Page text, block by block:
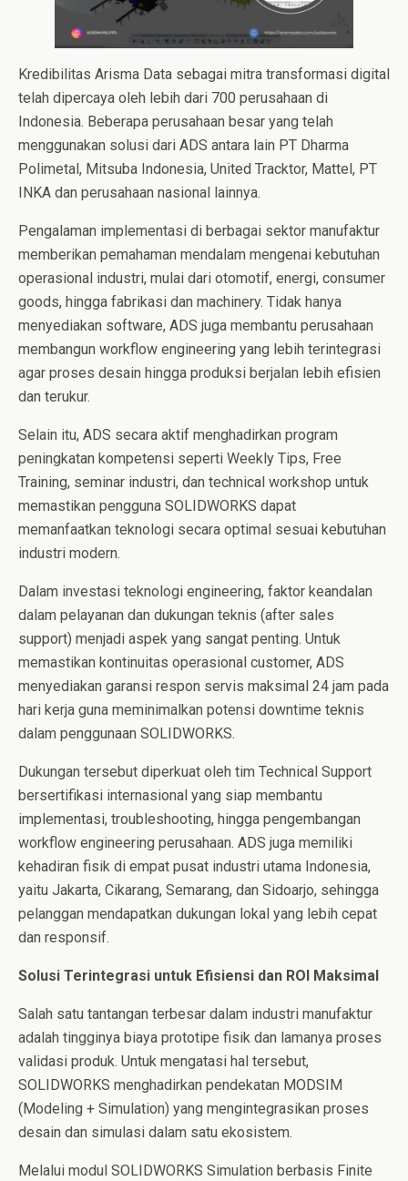
Kredibilitas Arisma Data sebagai mitra transformasi digital
telah dipercaya oleh lebih dari 700 perusahaan di
Indonesia. Beberapa perusahaan besar yang telah
menggunakan solusi dari ADS antara lain PT Dharma
Polimetal, Mitsuba Indonesia, United Tracktor, Mattel, PT
INKA dan perusahaan nasional lainnya.
Pengalaman implementasi di berbagai sektor manufaktur
memberikan pemahaman mendalam mengenai kebutuhan
operasional industri, mulai dari otomotif, energi, consumer
goods, hingga fabrikasi dan machinery. Tidak hanya
menyediakan software, ADS juga membantu perusahaan
membangun workflow engineering yang lebih terintegrasi
agar proses desain hingga produksi berjalan lebih efisien
dan terukur.
Selain itu, ADS secara aktif menghadirkan program
peningkatan kompetensi seperti Weekly Tips, Free
Training, seminar industri, dan technical workshop untuk
memastikan pengguna SOLIDWORKS dapat
memanfaatkan teknologi secara optimal sesuai kebutuhan
industri modern.
Dalam investasi teknologi engineering, faktor keandalan
dalam pelayanan dan dukungan teknis (after sales
support) menjadi aspek yang sangat penting. Untuk
memastikan kontinuitas operasional customer, ADS
menyediakan garansi respon servis maksimal 24 jam pada
hari kerja guna meminimalkan potensi downtime teknis
dalam penggunaan SOLIDWORKS.
Dukungan tersebut diperkuat oleh tim Technical Support
bersertifikasi internasional yang siap membantu
implementasi, troubleshooting, hingga pengembangan
workflow engineering perusahaan. ADS juga memiliki
kehadiran fisik di empat pusat industri utama Indonesia,
yaitu Jakarta, Cikarang, Semarang, dan Sidoarjo, sehingga
pelanggan mendapatkan dukungan lokal yang lebih cepat
dan responsif.
Solusi Terintegrasi untuk Efisiensi dan ROI Maksimal
Salah satu tantangan terbesar dalam industri manufaktur
adalah tingginya biaya prototipe fisik dan lamanya proses
validasi produk. Untuk mengatasi hal tersebut,
SOLIDWORKS menghadirkan pendekatan MODSIM
(Modeling + Simulation) yang mengintegrasikan proses
desain dan simulasi dalam satu ekosistem.
Melalui modul SOLIDWORKS Simulation berbasis Finite